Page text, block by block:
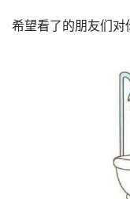
希望看了的朋友们对